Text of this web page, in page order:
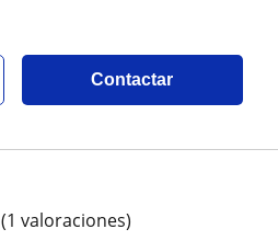
Contactar
(1 valoraciones)